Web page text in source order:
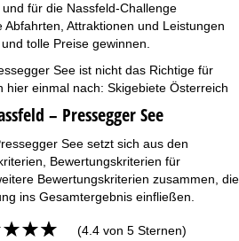
für die Nassfeld-Challenge
Attraktionen und Leistungen
tolle Preise gewinnen.
See ist nicht das Richtige für
hier einmal nach: Skigebiete Österreich
– Pressegger See
See setzt sich aus den
Bewertungskriterien für
Bewertungskriterien zusammen, die
ins Gesamtergebnis einfließen.
(4.4 von 5 Sternen)